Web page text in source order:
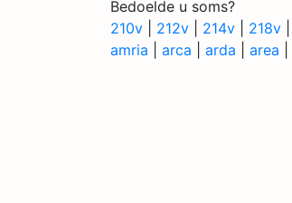
Bedoelde u soms?
210v
212v 214v 218v
amria
arca arda area